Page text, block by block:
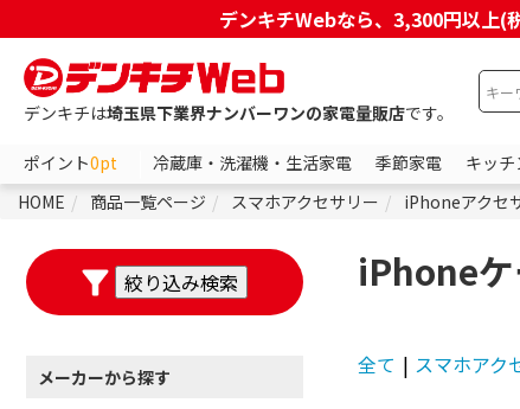
デンキチWebなら、3,300円以上(
デンキチは埼玉県下業界ナンバーワンの家電量販店です。
ポイント0pt 冷蔵庫・洗濯機・生活家電 季節家電 キッ
HOME
商品一覧ページ スマホアクセサリー iPhoneアクセ
iPhone
全て | スマホアク
メーカーから探す